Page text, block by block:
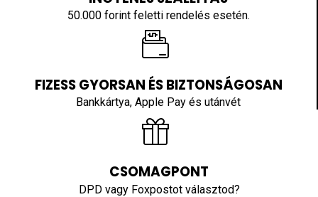
50.000 forint feletti rendelés esetén.
FIZESS GYORSAN ÉS BIZTONSÁGOSAN
Bankkártya, Apple Pay és utánvét
CSOMAGPONT
DPD vagy Foxpostot választod?